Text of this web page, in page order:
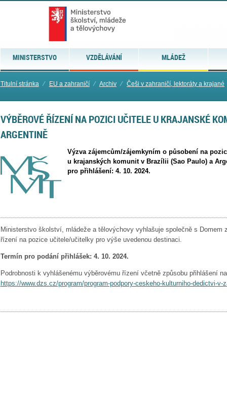
MINISTERSTVO VZDĚLÁVÁNÍ MLÁDEŽ
Titulní stránka ⁄ EU a zahraničí ⁄ Archiv ⁄ Češi v zahraničí, lektoráty a krajané
VÝBĚROVÉ ŘÍZENÍ NA POZICI UČITELE U KRAJANSKÉ
ARGENTINĚ
Výzva zájemcům/zájemkyním o působení na
u krajanských komunit v Brazílii (Sao Paulo) a
pro přihlášení: 4. 10. 2024.
Ministerstvo školství, mládeže a tělovýchovy vyhlašuje společně s Domem
řízení na pozice učitele/učitelky pro výše uvedenou destinaci.
Termín pro podání přihlášek: 4. 10. 2024.
Podrobnosti k vyhlášenému výběrovému řízení včetně způsobu přihlášení
https://www.dzs.cz/program/program-podpory-ceskeho-kulturniho-dedictvi-v-